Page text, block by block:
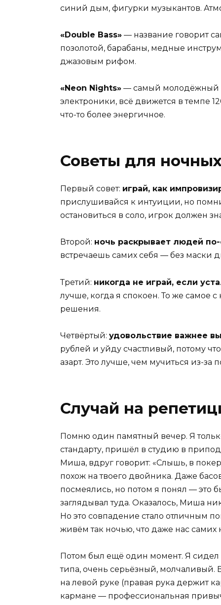
синий дым, фигурки музыкантов.
«Double Bass» — название говорит
позолотой, барабаны, медные
джазовым рифом.
«Neon Nights» — самый молодёжный
электроники, всё движется в темпе
что-то более энергичное.
Советы для
Первый совет: играй, как
прислушивайся к интуиции, но
остановиться в соло, игрок должен
Второй: ночь раскрывает людей
встречаешь самих себя — без маски
Третий: никогда не играй, если
лучше, когда я спокоен. То же самое
решения.
Четвёртый: удовольствие важнее
рублей и уйду счастливый, потому
азарт. Это лучше, чем мучиться из-за
Случай на
Помню один памятный вечер. Я
стандарту, пришёл в студию в
Миша, вдруг говорит: «Слышь, в
похож на твоего двойника. Даже
посмеялись, но потом я понял — это
заглядывал туда. Оказалось, Миша
Но это совпадение стало отличным
живём так ночью, что даже нас самих
Потом был ещё один момент. Я сидел
типа, очень серьёзный,
на левой руке (правая рука держит
кармане — профессиональная